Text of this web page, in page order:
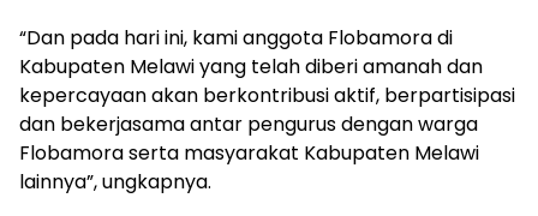
“Dan pada hari ini, kami anggota Flobamora di
Kabupaten Melawi yang telah diberi amanah dan
kepercayaan akan berkontribusi aktif, berpartisipasi
dan bekerjasama antar pengurus dengan warga
Flobamora serta masyarakat Kabupaten Melawi
lainnya”, ungkapnya.